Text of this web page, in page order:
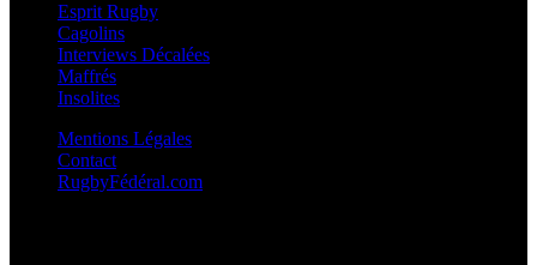
Esprit Rugby
Cagolins
Interviews Décalées
Maffrés
Insolites
Mentions Légales
Contact
RugbyFédéral.com